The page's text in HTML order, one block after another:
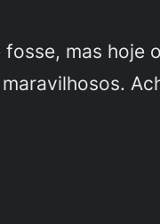
mas hoje